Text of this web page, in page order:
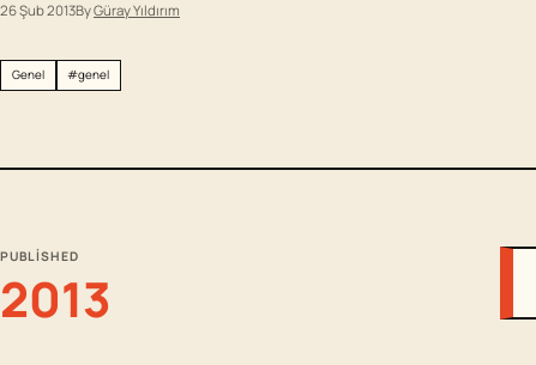
26 Şub 2013ByGüray Yıldırım
Genel #genel
PUBLISHED
2013